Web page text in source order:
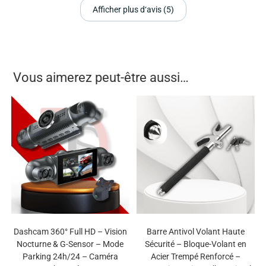
Afficher plus d‘avis (5)
Vous aimerez peut-être aussi…
Dashcam 360° Full HD – Vision
Nocturne & G-Sensor – Mode
Parking 24h/24 – Caméra
Barre Antivol Volant Haute
Sécurité – Bloque-Volant en
Acier Trempé Renforcé –